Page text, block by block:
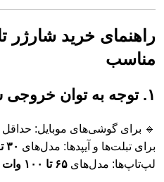
مناسب
۱. توجه به توان خروجی شارژر
🔹 برای گوشی‌های موبایل: حداقل
برای تبلت‌ها و آیپدها: مدل‌های ۳۰ تا ۴۵ وات
لپ‌تاپ‌ها: مدل‌های ۶۵ تا ۱۰۰ وات